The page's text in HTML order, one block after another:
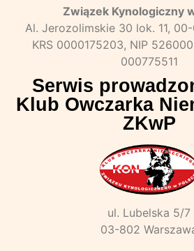
Związek Kynologiczny
Al. Jerozolimskie 30 lok. 11,
KRS 0000175203, NIP
000775511
Serwis
Klub Owczarka
ZKwP
ul. Lubelska 5/7
03-802